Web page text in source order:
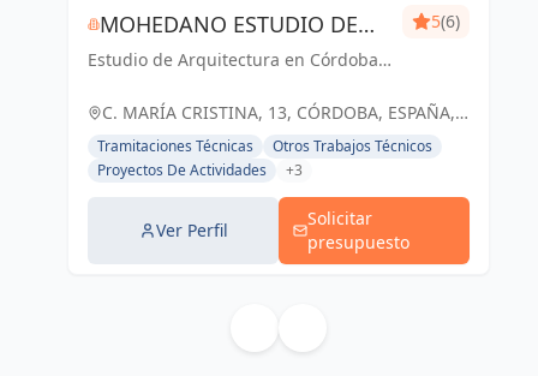
MOHEDANO ESTUDIO DE
ARQUITECTURA S.L.P.
Estudio de Arquitectura en Córdoba
5(6)
C. MARÍA CRISTINA, 13, CÓRDOBA, ESPAÑA,
España
Tramitaciones Técnicas
Otros Trabajos Técnicos
Proyectos De Actividades
+3
Ver Perfil
Solicitar
presupuesto